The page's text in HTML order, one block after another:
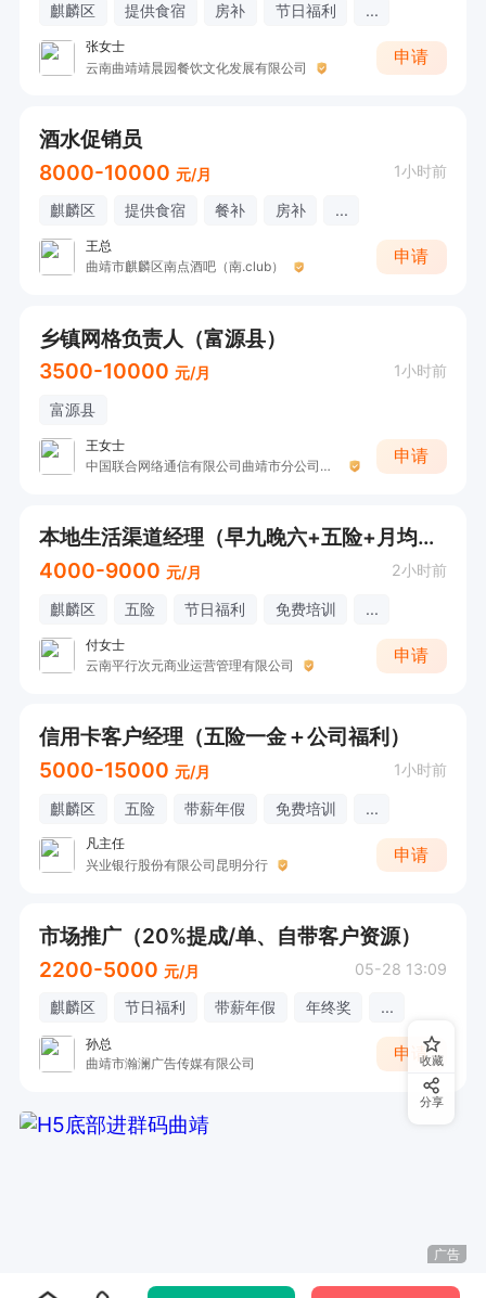
麒麟区 提供食宿 房补 节日福利 ...
张女士
云南曲靖靖晨园餐饮文化发展有限公司
申请
酒水促销员
8000-10000 元/月 1小时前
麒麟区 提供食宿 餐补 房补 ...
王总
曲靖市麒麟区南点酒吧（南.club）
申请
乡镇网格负责人（富源县）
3500-10000 元/月 1小时前
富源县
王女士
中国联合网络通信有限公司曲靖市分公司（中国联通）
申请
本地生活渠道经理（早九晚六+五险+月均薪资6000以上）
4000-9000 元/月 2小时前
麒麟区 五险 节日福利 免费培训 ...
付女士
云南平行次元商业运营管理有限公司
申请
信用卡客户经理（五险一金＋公司福利）
5000-15000 元/月 1小时前
麒麟区 五险 带薪年假 免费培训 ...
凡主任
兴业银行股份有限公司昆明分行
申请
市场推广（20%提成/单、自带客户资源）
2200-5000 元/月 05-28 13:09
麒麟区 节日福利 带薪年假 年终奖 ...
孙总
曲靖市瀚澜广告传媒有限公司
申请
广告
收藏
分享